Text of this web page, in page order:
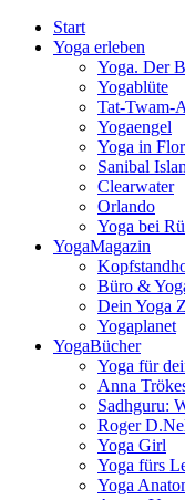
Start
Yoga erleben
Yoga. Der
Yogablüte
Tat-Twam-
Yogaengel
Yoga in
Sanibal
Clearwater
Orlando
Yoga bei
YogaMagazin
Büro &
Dein Yoga
Yogaplanet
YogaBücher
Yoga für
Anna
Sadhguru:
Roger
Yoga Girl
Yoga fürs
Yoga